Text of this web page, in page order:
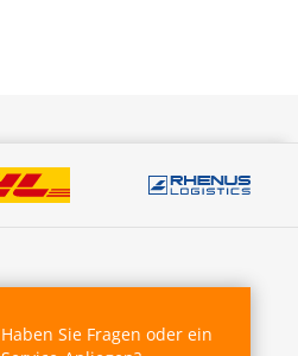
Haben Sie Fragen oder ein